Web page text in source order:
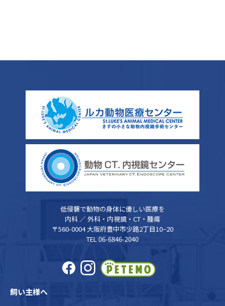
低侵襲で動物の身体に優しい医療を
内科 ／ 外科・内視鏡・CT・腫瘍
〒560-0004 大阪府豊中市少路2丁目10−20
TEL 06-6846-2040
飼い主様へ